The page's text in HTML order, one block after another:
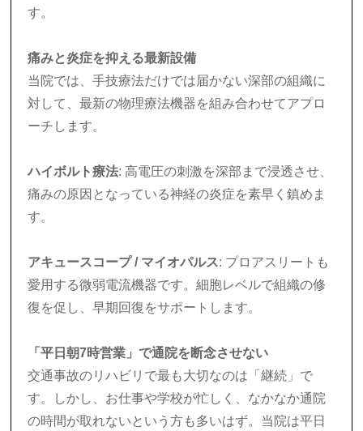
す。
痛みと炎症を抑える最新設備
当院では、手技療法だけでは届かない深部の組織に
対して、最新の物理療法機器を組み合わせてアプロ
ーチします。
ハイボルト療法: 高電圧の刺激を深部まで浸透させ、
痛みの原因となっている神経の炎症を素早く鎮めま
す。
アキュースコープ / マイオパルス: プロアスリートも
愛用する微弱電流機器です。細胞レベルで組織の修
復を促し、早期回復をサポートします。
「平日朝7時営業」で通院を断念させない
交通事故のリハビリで最も大切なのは「継続」で
す。しかし、お仕事や学校が忙しく、なかなか通院
の時間が取れないという方も多いはず。当院は平日